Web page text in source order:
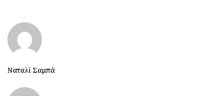
Ναταλί Σαμπά